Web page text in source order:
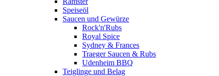
Speiseöl
Saucen und Gewürze
Rock'n'Rubs
Royal Spice
Sydney & Frances
Traeger Saucen & Rubs
Udenheim BBQ
Teiglinge und Belag